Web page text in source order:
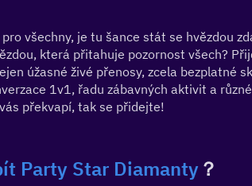
všechny, je tu šance stát se hvězdou
která přitahuje pozornost všech?
úžasné živé přenosy, zcela bezplatné
1v1, řadu zábavných aktivit a
překvapí, tak se přidejte!
Party Star Diamanty？